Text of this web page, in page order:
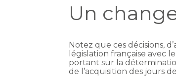
Un
Notez que ces décisions,
législation française avec
portant sur la
de l’acquisition des jours